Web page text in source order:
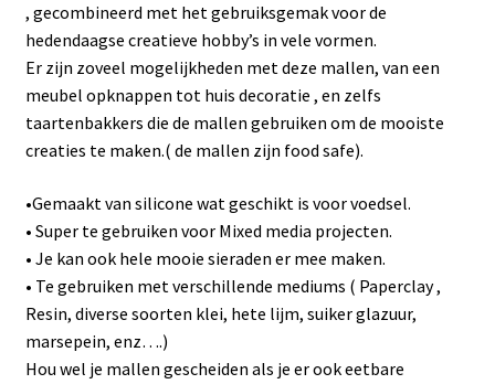
, gecombineerd met het gebruiksgemak voor de
hedendaagse creatieve hobby’s in vele vormen.
Er zijn zoveel mogelijkheden met deze mallen, van een
meubel opknappen tot huis decoratie , en zelfs
taartenbakkers die de mallen gebruiken om de mooiste
creaties te maken.( de mallen zijn food safe).
•Gemaakt van silicone wat geschikt is voor voedsel.
• Super te gebruiken voor Mixed media projecten.
• Je kan ook hele mooie sieraden er mee maken.
• Te gebruiken met verschillende mediums ( Paperclay ,
Resin, diverse soorten klei, hete lijm, suiker glazuur,
marsepein, enz….)
Hou wel je mallen gescheiden als je er ook eetbare